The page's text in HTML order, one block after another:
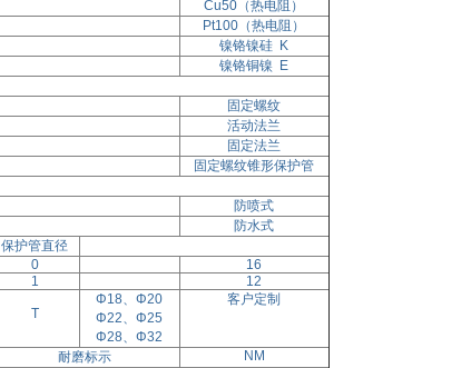
Cu50（热电阻）
Pt100（热电阻）
镍铬镍硅 K
镍铬铜镍 E
固定螺纹
活动法兰
固定法兰
固定螺纹锥形保护管
防喷式
防水式
保护管直径
0
16
1
12
T
Φ18、Φ20
Φ22、Φ25
Φ28、Φ32
客户定制
耐磨标示
NM